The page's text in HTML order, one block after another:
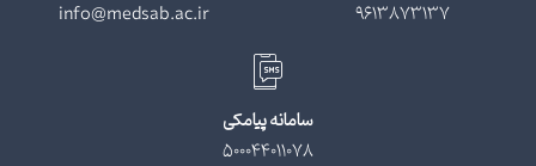
9613873137
info@medsab.ac.ir
سامانه پیامکی
500044011078